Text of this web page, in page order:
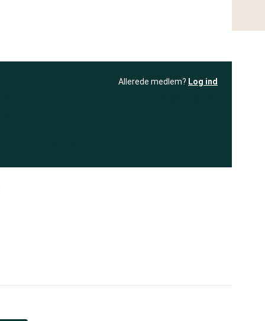
Allerede medlem? Log ind